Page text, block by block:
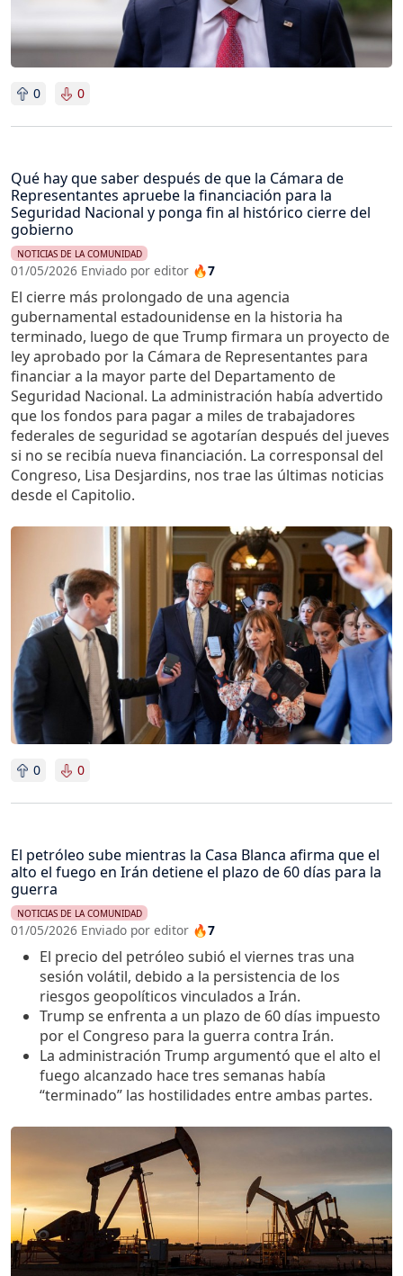
0 0
Qué hay que saber después de que la Cámara de
Representantes apruebe la financiación para la
Seguridad Nacional y ponga fin al histórico cierre del
gobierno
NOTICIAS DE LA COMUNIDAD
01/05/2026 Enviado por editor 🔥7
El cierre más prolongado de una agencia
gubernamental estadounidense en la historia ha
terminado, luego de que Trump firmara un proyecto de
ley aprobado por la Cámara de Representantes para
financiar a la mayor parte del Departamento de
Seguridad Nacional. La administración había advertido
que los fondos para pagar a miles de trabajadores
federales de seguridad se agotarían después del jueves
si no se recibía nueva financiación. La corresponsal del
Congreso, Lisa Desjardins, nos trae las últimas noticias
desde el Capitolio.
Imagen
0 0
El petróleo sube mientras la Casa Blanca afirma que el
alto el fuego en Irán detiene el plazo de 60 días para la
guerra
NOTICIAS DE LA COMUNIDAD
01/05/2026 Enviado por editor 🔥7
El precio del petróleo subió el viernes tras una
sesión volátil, debido a la persistencia de los
riesgos geopolíticos vinculados a Irán.
Trump se enfrenta a un plazo de 60 días impuesto
por el Congreso para la guerra contra Irán.
La administración Trump argumentó que el alto el
fuego alcanzado hace tres semanas había
“terminado” las hostilidades entre ambas partes.
Imagen